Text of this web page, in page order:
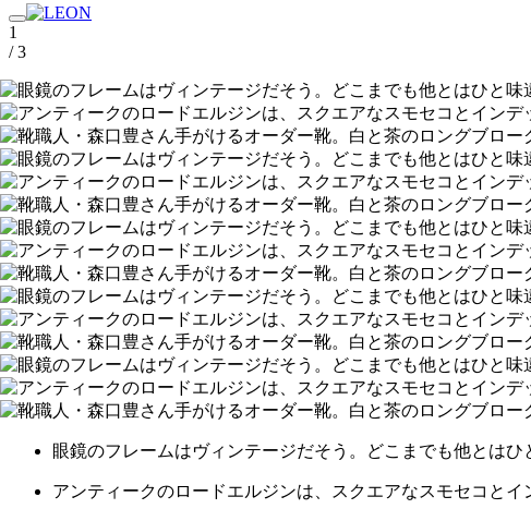
1
/ 3
眼鏡のフレームはヴィンテージだそう。どこまでも他とはひ
アンティークのロードエルジンは、スクエアなスモセコと